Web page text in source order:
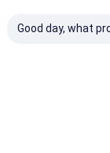
Good day, what